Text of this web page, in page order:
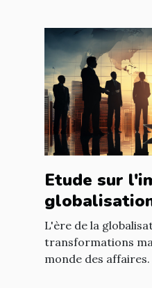
Etude sur
des affaires
L'ère de la
transformations
monde des affaires.